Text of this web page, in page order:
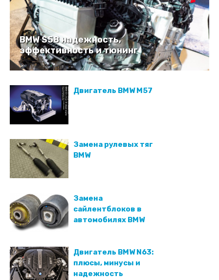
BMW S58 надежность,
эффективность и тюнинг
Двигатель BMW M57
Замена рулевых тяг
BMW
Замена
сайлентблоков в
автомобилях BMW
Двигатель BMW N63:
плюсы, минусы и
надежность